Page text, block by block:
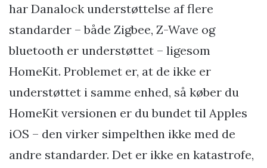
har Danalock understøttelse af flere
standarder – både Zigbee, Z-Wave og
bluetooth er understøttet – ligesom
HomeKit. Problemet er, at de ikke er
understøttet i samme enhed, så køber du
HomeKit versionen er du bundet til Apples
iOS – den virker simpelthen ikke med de
andre standarder. Det er ikke en katastrofe,